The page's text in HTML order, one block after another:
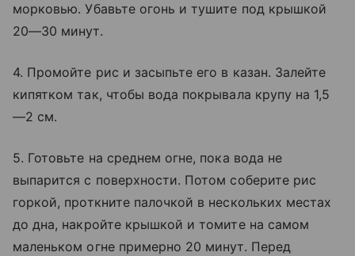
морковью. Убавьте огонь и тушите под крышкой
20—30 минут.
4. Промойте рис и засыпьте его в казан. Залейте
кипятком так, чтобы вода покрывала крупу на 1,5
—2 см.
5. Готовьте на среднем огне, пока вода не
выпарится с поверхности. Потом соберите рис
горкой, проткните палочкой в нескольких местах
до дна, накройте крышкой и томите на самом
маленьком огне примерно 20 минут. Перед